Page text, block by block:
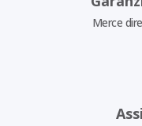
Merce